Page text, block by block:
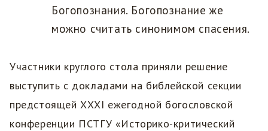
Богопознания. Богопознание же
можно считать синонимом спасения.
Участники круглого стола приняли решение
выступить с докладами на библейской секции
предстоящей ХХХI ежегодной богословской
конференции ПСТГУ «Историко-критический